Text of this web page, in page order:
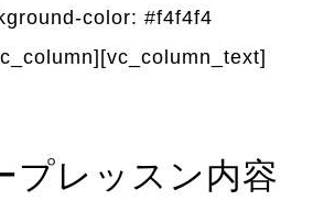
color: #f4f4f4
プレッスン内容